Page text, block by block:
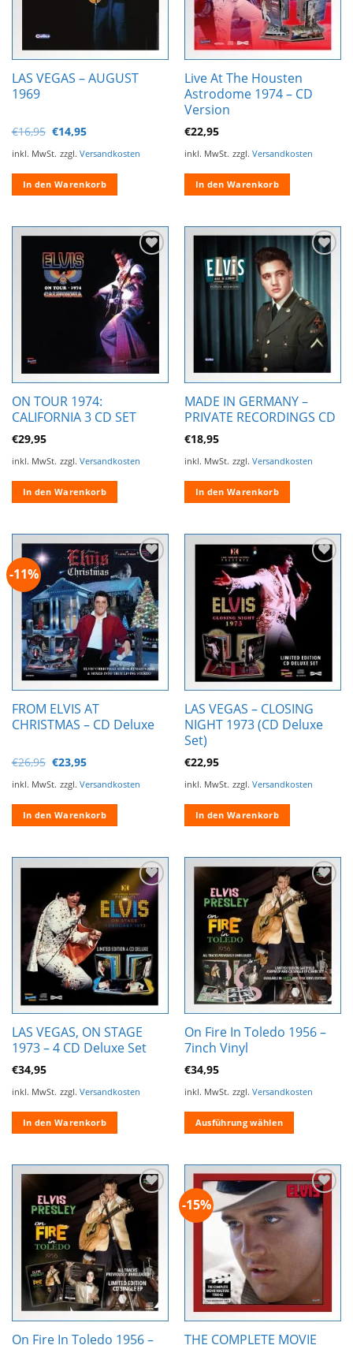
können
auf
der
Produktseite
gewählt
werden
LAS VEGAS – AUGUST
1969
€16,95 Ursprünglicher
Preis
war:
€16,95
€14,95Aktueller
ist:
€14,95.
inkl. MwSt. zzgl. Versandkosten
In den Warenkorb
Live At The Housten
Astrodome 1974 – CD
Version
€22,95
inkl. MwSt. zzgl. Versandkosten
In den Warenkorb
Zur
Wunschliste
hinzufügen
ON TOUR 1974:
CALIFORNIA 3 CD SET
€29,95
inkl. MwSt. zzgl. Versandkosten
In den Warenkorb
Zur
Wunschliste
hinzufügen
MADE IN GERMANY –
PRIVATE RECORDINGS CD
€18,95
inkl. MwSt. zzgl. Versandkosten
In den Warenkorb
-11%
Zur
Wunschliste
hinzufügen
FROM ELVIS AT
CHRISTMAS – CD Deluxe
€26,95 Ursprünglicher
Preis
war:
€26,95
€23,95Aktueller
ist:
€23,95.
inkl. MwSt. zzgl. Versandkosten
In den Warenkorb
Zur
Wunschliste
hinzufügen
LAS VEGAS – CLOSING
NIGHT 1973 (CD Deluxe
Set)
€22,95
inkl. MwSt. zzgl. Versandkosten
In den Warenkorb
Zur
Wunschliste
hinzufügen
LAS VEGAS, ON STAGE
1973 – 4 CD Deluxe Set
€34,95
inkl. MwSt. zzgl. Versandkosten
In den Warenkorb
Zur
Wunschliste
hinzufügen
On Fire In Toledo 1956 –
7inch Vinyl
€34,95
inkl. MwSt. zzgl. Versandkosten
Ausführung wählen
weist
mehrere
Varianten
auf.
Optionen
können
der
Produktseite
gewählt
Zur
Wunschliste
hinzufügen
On Fire In Toledo 1956 –
-15%
Zur
Wunschliste
hinzufügen
THE COMPLETE MOVIE